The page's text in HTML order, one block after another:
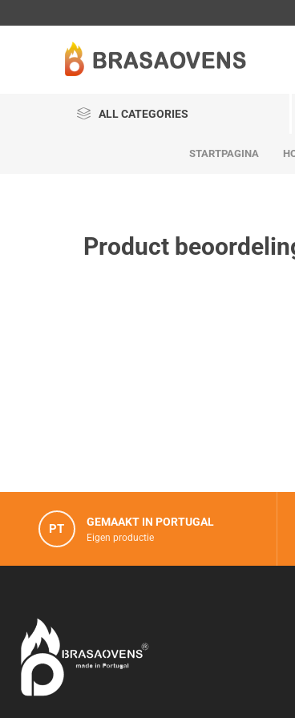
ALL CATEGORIES
STARTPAGINA
Product
PT GEMAAKT IN PORTUGAL
Eigen productie